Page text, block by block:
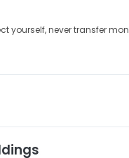
yourself, never transfer